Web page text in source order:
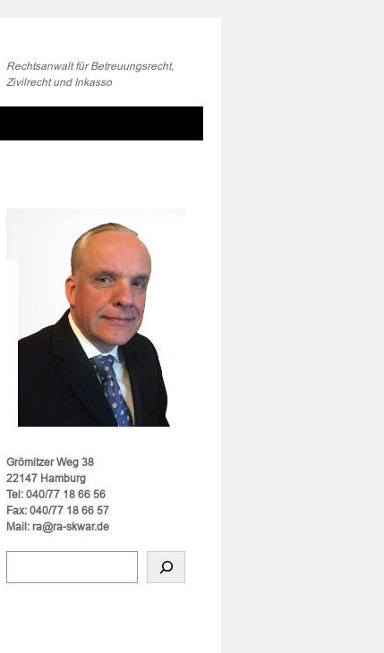
Rechtsanwalt für Betreuungsrecht,
Zivilrecht und Inkasso
Grömitzer Weg 38
22147 Hamburg
Tel: 040/77 18 66 56
Fax: 040/77 18 66 57
Mail: ra@ra-skwar.de